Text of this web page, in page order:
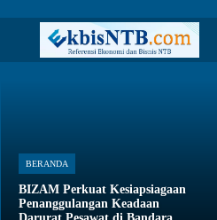
BERANDA
BIZAM Perkuat Kesiapsiagaan
Penanggulangan Keadaan